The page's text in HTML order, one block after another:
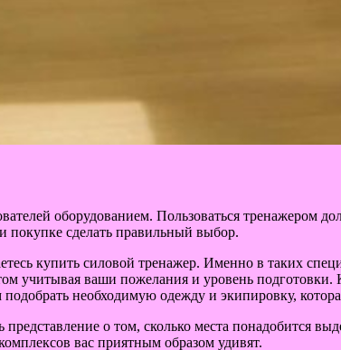
оборудованием. Пользоваться тренажером
сделать правильный выбор.
купить силовой тренажер. Именно в таких
учитывая ваши пожелания и уровень подготовки.
необходимую одежду и экипировку,
о том, сколько места понадобится
вас приятным образом удивят.